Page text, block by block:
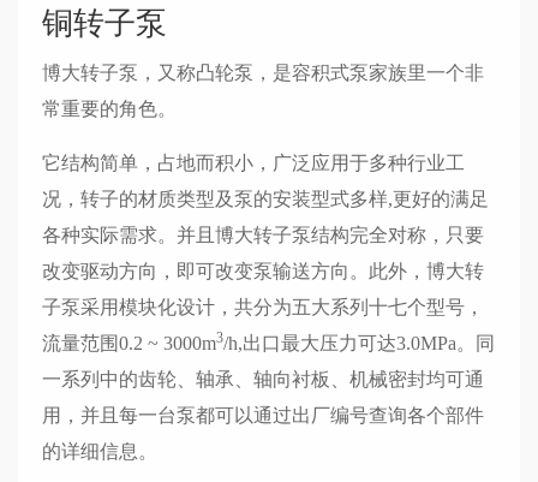
铜转子泵
博大转子泵，又称凸轮泵，是容积式泵家族里一个非
常重要的角色。
它结构简单，占地而积小，广泛应用于多种行业工
况，转子的材质类型及泵的安装型式多样,更好的满足
各种实际需求。并且博大转子泵结构完全对称，只要
改变驱动方向，即可改变泵输送方向。此外，博大转
子泵采用模块化设计，共分为五大系列十七个型号，
流量范围0.2 ~ 3000m3/h,出口最大压力可达3.0MPa。同
一系列中的齿轮、轴承、轴向衬板、机械密封均可通
用，并且每一台泵都可以通过出厂编号查询各个部件
的详细信息。